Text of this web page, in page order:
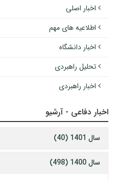
اخبار اصلی
اطلاعیه های مهم
اخبار دانشگاه
تحلیل راهبردی
اخبار راهبردی
اخبار دفاعی - آرشیو
سال 1401 (40)
سال 1400 (498)